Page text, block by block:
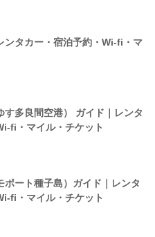
ンタカー・宿泊予約・Wi-fi・マ
す多良間空港） ガイド｜レンタ
fi・マイル・チケット
ポート種子島）ガイド｜レンタ
fi・マイル・チケット